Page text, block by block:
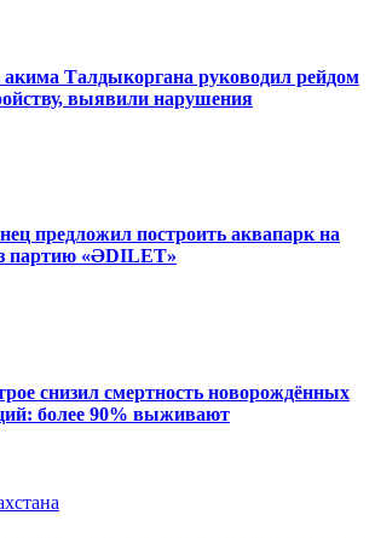
акима Талдыкоргана руководил рейдом
выявили нарушения
предложил построить аквапарк на
партию «ӘDILET»
снизил смертность новорождённых
более 90% выживают